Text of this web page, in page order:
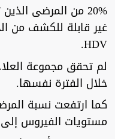
20% من المرضى
غير قابلة للكشف من
HDV.
لم تحقق مجموعة
خلال الفترة نفسها.
كما ارتفعت نسبة
مستويات الفيروس